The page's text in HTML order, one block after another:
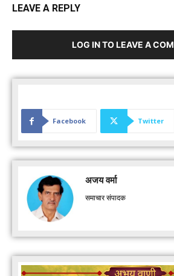
LEAVE A REPLY
LOG IN TO LEAVE A
Facebook Twitter
अजय वर्मा
समाचार संपादक